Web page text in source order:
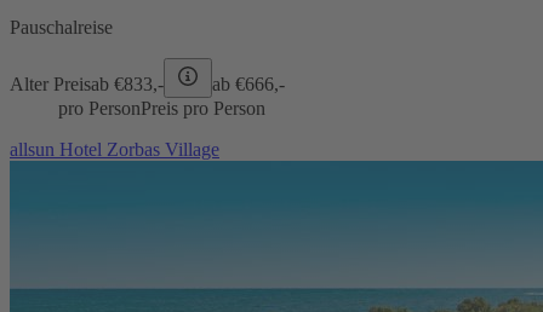
Pauschalreise
Alter Preisab €833,- ab €666,-
pro PersonPreis pro Person
allsun Hotel Zorbas Village